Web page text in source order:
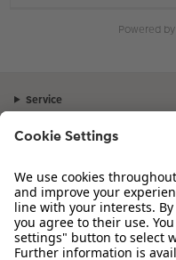
Powered by
Service
Sortiment